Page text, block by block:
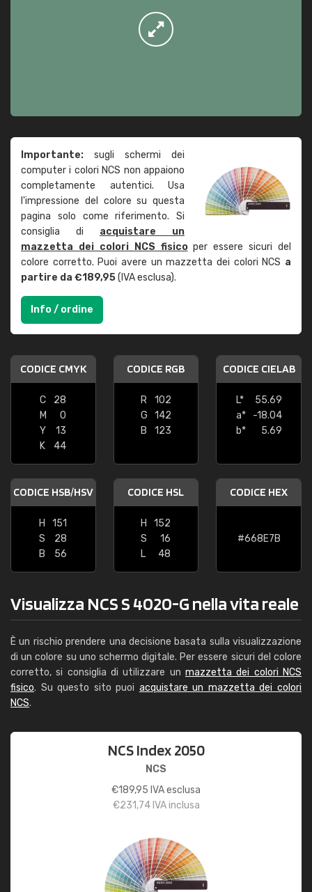
Importante: sugli schermi dei
computer i colori NCS non appaiono
completamente autentici. Usa
l'impressione del colore su questa
pagina solo come riferimento. Si
consiglia di acquistare un
mazzetta dei colori NCS fisicoper essere sicuri del
colore corretto. Puoi avere un mazzetta dei colori NCS a
partire da €189,95(IVA esclusa).
Info / ordine
CODICE CMYK
C
28
M
0
Y
13
K
44
CODICE RGB
R
102
G
142
B
123
CODICE CIELAB
L*
55.69
a*
-18.04
b*
5.69
CODICE HSB/HSV
H
151
S
28
B
56
CODICE HSL
H
152
S
16
L
48
CODICE HEX
#668E7B
Visualizza NCS S 4020-G nella vita reale
È un rischio prendere una decisione basata sulla visualizzazione
di un colore su uno schermo digitale. Per essere sicuri del colore
corretto, si consiglia di utilizzare un mazzetta dei colori NCS
fisico. Su questo sito puoi acquistare un mazzetta dei colori
NCS.
NCS Index 2050
NCS
€189,95 IVA esclusa
€231,74IVA inclusa